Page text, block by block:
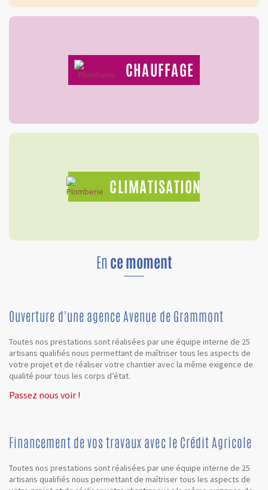
CHAUFFAGE
CLIMATISATION
En ce moment
Ouverture d'une agence Avenue de Grammont
Toutes nos prestations sont réalisées par une équipe interne de 25
artisans qualifiés nous permettant de maîtriser tous les aspects de
votre projet et de réaliser votre chantier avec la même exigence de
qualité pour tous les corps d’état.
Passez nous voir !
Financement de vos travaux avec le Crédit Agricole
Toutes nos prestations sont réalisées par une équipe interne de 25
artisans qualifiés nous permettant de maîtriser tous les aspects de